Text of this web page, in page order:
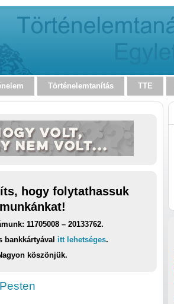
Történelemtanítás TTE
hogy folytathassuk
munkánkat!
11705008 – 20133762.
bankkártyával itt lehetséges.
köszönjük.